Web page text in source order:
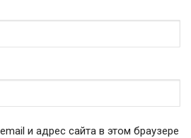
и адрес сайта в этом браузере